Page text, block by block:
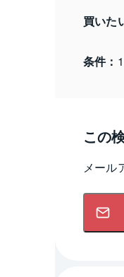
買いた
条件：
この
メール